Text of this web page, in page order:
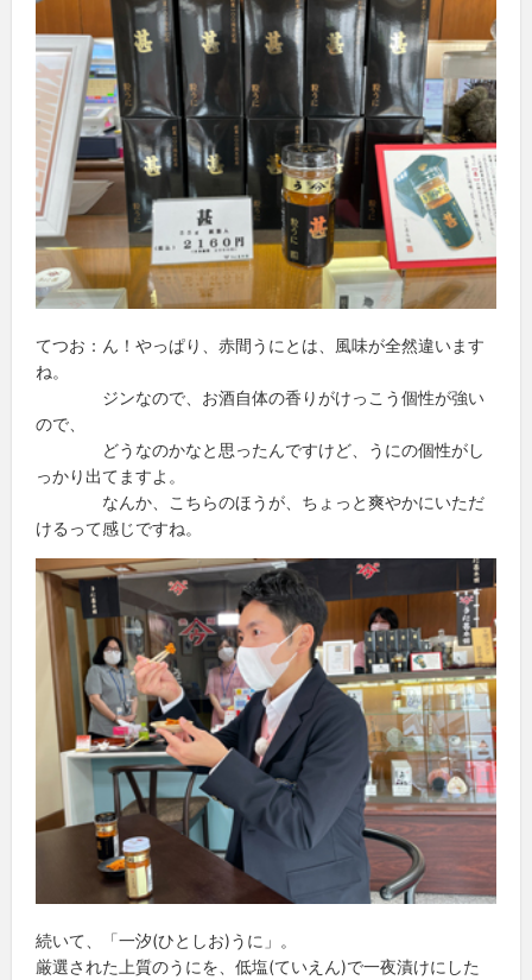
てつお：ん！やっぱり、赤間うにとは、風味が全然違います
ね。
ジンなので、お酒自体の香りがけっこう個性が強い
ので、
どうなのかなと思ったんですけど、うにの個性がし
っかり出てますよ。
なんか、こちらのほうが、ちょっと爽やかにいただ
けるって感じですね。
続いて、「一汐(ひとしお)うに」。
厳選された上質のうにを、低塩(ていえん)で一夜漬けにした